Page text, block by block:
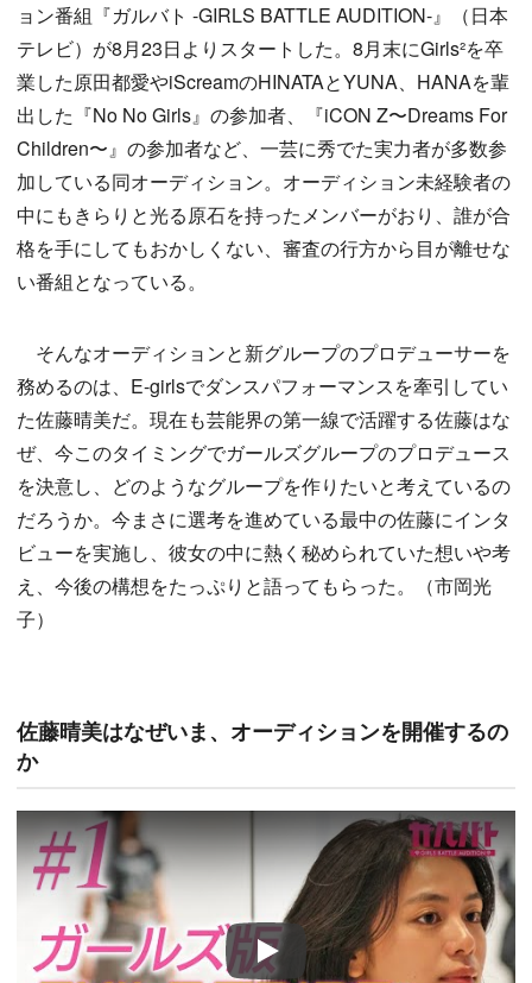
ョン番組『ガルバト -GIRLS BATTLE AUDITION-』（日本
テレビ）が8月23日よりスタートした。8月末にGirls²を卒
業した原田都愛やiScreamのHINATAとYUNA、HANAを輩
出した『No No Girls』の参加者、『iCON Z〜Dreams For
Children〜』の参加者など、一芸に秀でた実力者が多数参
加している同オーディション。オーディション未経験者の
中にもきらりと光る原石を持ったメンバーがおり、誰が合
格を手にしてもおかしくない、審査の行方から目が離せな
い番組となっている。
そんなオーディションと新グループのプロデューサーを
務めるのは、E-girlsでダンスパフォーマンスを牽引してい
た佐藤晴美だ。現在も芸能界の第一線で活躍する佐藤はな
ぜ、今このタイミングでガールズグループのプロデュース
を決意し、どのようなグループを作りたいと考えているの
だろうか。今まさに選考を進めている最中の佐藤にインタ
ビューを実施し、彼女の中に熱く秘められていた想いや考
え、今後の構想をたっぷりと語ってもらった。（市岡光
子）
佐藤晴美はなぜいま、オーディションを開催するの
か
Play